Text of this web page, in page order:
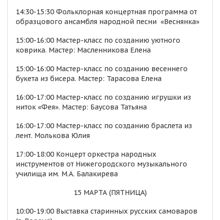
14:30-15:30 Фольклорная концертная программа от
образцового ансамбля народной песни «Веснянка»
15:00-16:00 Мастер-класс по созданию уютного
коврика. Мастер: Масленникова Елена
15:00-16:00 Мастер-класс по созданию весеннего
букета из бисера. Мастер: Тарасова Елена
16:00-17:00 Мастер-класс по созданию игрушки из
ниток «Фея». Мастер: Баусова Татьяна
16:00-17:00 Мастер-класс по созданию браслета из
лент. Молькова Юлия
17:00-18:00 Концерт оркестра народных
инструментов от Нижегородского музыкального
училища им. М.А. Балакирева
15 МАРТА (ПЯТНИЦА)
10:00-19:00 Выставка старинных русских самоваров